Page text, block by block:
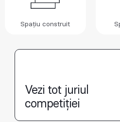
Spațiu construit
Vezi tot juriul
competiției